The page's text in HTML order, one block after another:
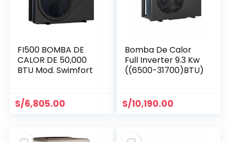
FI500 BOMBA DE
CALOR DE 50,000
BTU Mod. Swimfort
S/6,805.00
Bomba De Calor
Full Inverter 9.3 Kw
((6500-31700)BTU)
S/10,190.00